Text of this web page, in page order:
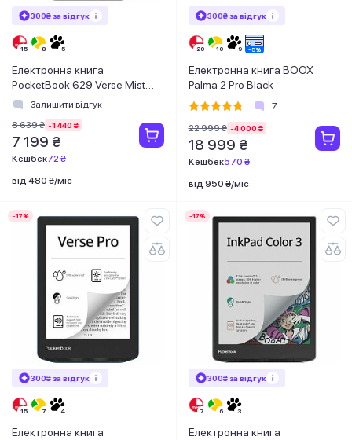
300₴ за відгук
Електронна книга
PocketBook 629 Verse Mist
Grey (PB629-M-CIS)
Залишити відгук
8 639 ₴ -1 440 ₴
7 199 ₴
Кешбек72 ₴
від 480 ₴/міс
300₴ за відгук
Електронна книга BOOX
Palma 2 Pro Black
7
22 999 ₴ -4 000 ₴
18 999 ₴
Кешбек570 ₴
від 950 ₴/міс
-17%
300₴ за відгук
Електронна книга
-17%
300₴ за відгук
Електронна книга